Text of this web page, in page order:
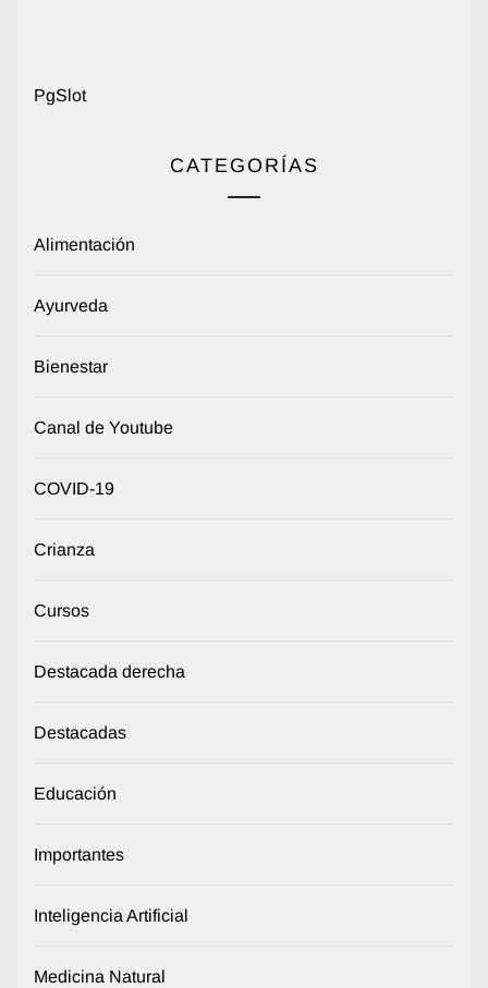
PgSlot
CATEGORÍAS
Alimentación
Ayurveda
Bienestar
Canal de Youtube
COVID-19
Crianza
Cursos
Destacada derecha
Destacadas
Educación
Importantes
Inteligencia Artificial
Medicina Natural